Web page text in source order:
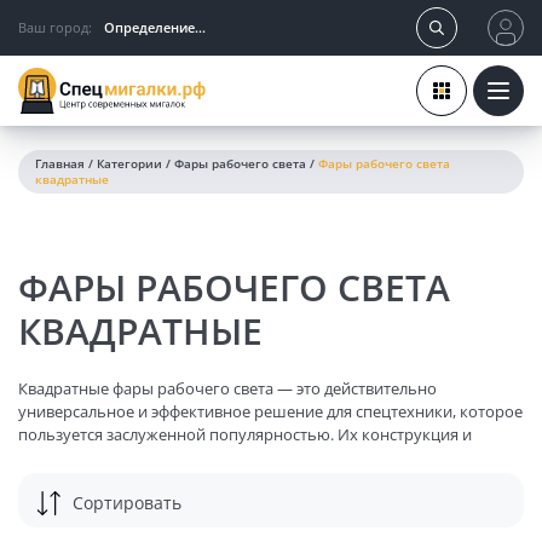
Ваш город: Определение...
Главная / Категории / Фары рабочего света / Фары рабочего света
квадратные
ФАРЫ РАБОЧЕГО СВЕТА
КВАДРАТНЫЕ
Квадратные фары рабочего света — это действительно
универсальное и эффективное решение для спецтехники, которое
пользуется заслуженной популярностью. Их конструкция и
рассмотрим, почему квадратные фары так востребованы, и как
Сортировать